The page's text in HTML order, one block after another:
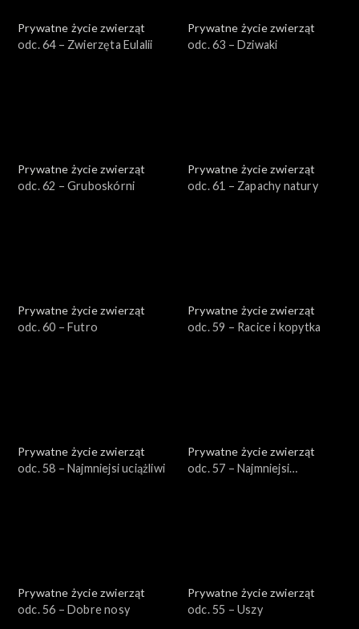
Prywatne życie zwierząt
odc. 64 – Zwierzęta Eulalii
Prywatne życie zwierząt
odc. 63 – Dziwaki
Prywatne życie zwierząt
odc. 62 – Gruboskórni
Prywatne życie zwierząt
odc. 61 – Zapachy natury
Prywatne życie zwierząt
odc. 60 – Futro
Prywatne życie zwierząt
odc. 59 – Racice i kopytka
Prywatne życie zwierząt
odc. 58 – Najmniejsi uciążliwi
Prywatne życie zwierząt
odc. 57 – Najmniejsi
Prywatne życie zwierząt
odc. 56 – Dobre nosy
Prywatne życie zwierząt
odc. 55 – Uszy